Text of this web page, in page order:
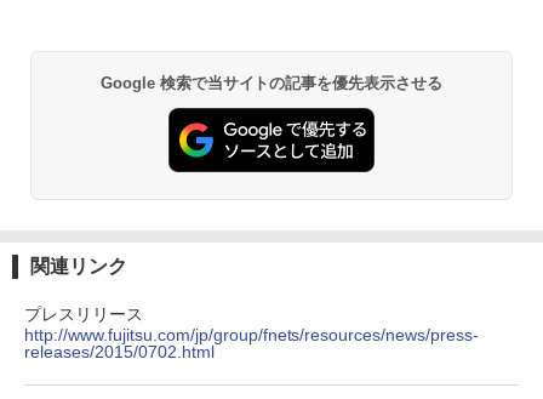
Google 検索で当サイトの記事を優先表示させる
関連リンク
プレスリリース
http://www.fujitsu.com/jp/group/fnets/resources/news/press-
releases/2015/0702.html